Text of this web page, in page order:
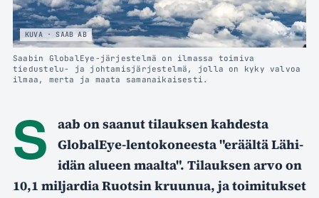
KUVA · SAAB AB
Saabin GlobalEye-järjestelmä on ilmassa toimiva
tiedustelu- ja johtamisjärjestelmä, jolla on kyky valvoa
ilmaa, merta ja maata samanaikaisesti.
S
aab on saanut tilauksen kahdesta
GlobalEye-lentokoneesta "eräältä Lähi-
idän alueen maalta". Tilauksen arvo on
10,1 miljardia Ruotsin kruunua, ja toimitukset